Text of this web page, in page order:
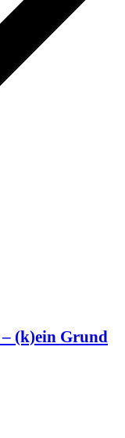
– (k)ein Grund